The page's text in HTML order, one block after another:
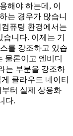
해야 하는데, 이
는 경우가 많습니
퓨팅 환경에서는
니다. 이제는 기
를 강조하고 있습
물론이고 엔비디
는 부분을 강조하
클라우드 네이티
터 실제 상용화
다.